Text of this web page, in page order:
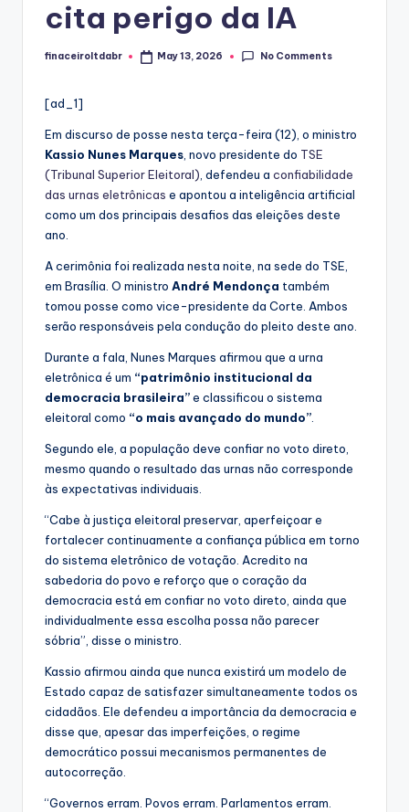
cita perigo da IA
Posted
finaceiroltdabr May 13, 2026 No Comments
[ad_1]
Em discurso de posse nesta terça-feira (12), o ministro
Kassio Nunes Marques , novo presidente do TSE
(Tribunal Superior Eleitoral) , defendeu a confiabilidade
das urnas eletrônicas e apontou a inteligência artificial
como um dos principais desafios das eleições deste
ano.
A cerimônia foi realizada nesta noite, na sede do TSE,
em Brasília. O ministro André Mendonça também
tomou posse como vice-presidente da Corte. Ambos
serão responsáveis pela condução do pleito deste ano.
Durante a fala, Nunes Marques afirmou que a urna
eletrônica é um “patrimônio institucional da
democracia brasileira”e classificou o sistema
eleitoral como “o mais avançado do mundo”
Segundo ele, a população deve confiar no voto direto,
mesmo quando o resultado das urnas não corresponde
às expectativas individuais.
“Cabe à justiça eleitoral preservar, aperfeiçoar e
fortalecer continuamente a confiança pública em torno
do sistema eletrônico de votação. Acredito na
sabedoria do povo e reforço que o coração da
democracia está em confiar no voto direto, ainda que
individualmente essa escolha possa não parecer
sóbria”, disse o ministro.
Kassio afirmou ainda que nunca existirá um modelo de
Estado capaz de satisfazer simultaneamente todos os
cidadãos. Ele defendeu a importância da democracia e
disse que, apesar das imperfeições, o regime
democrático possui mecanismos permanentes de
autocorreção.
“Governos erram. Povos erram. Parlamentos erram.